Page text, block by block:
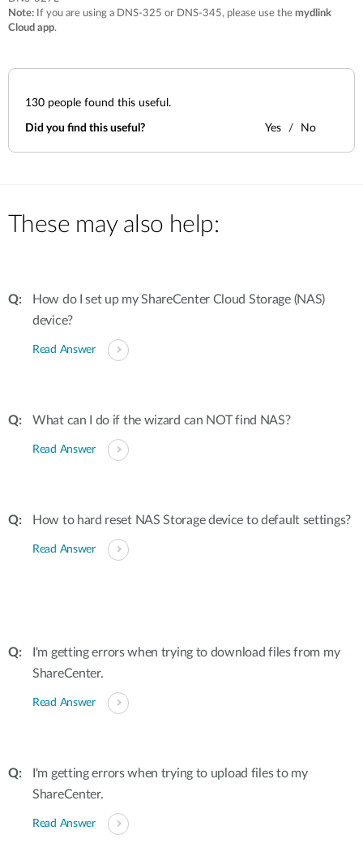
mydlink
Videos
Υποστήριξη
Tech Alerts
Note: If you are using a DNS-325 or DNS-345, please use the mydlink
Cloud app.
130 people found this useful.
Did you find this useful? Yes No
These may also help:
How do I set up my ShareCenter Cloud Storage (NAS)
device?
Read Answer
What can I do if the wizard can NOT find NAS?
Read Answer
How to hard reset NAS Storage device to default settings?
Read Answer
I'm getting errors when trying to download files from my
ShareCenter.
Read Answer
I'm getting errors when trying to upload files to my
ShareCenter.
Read Answer